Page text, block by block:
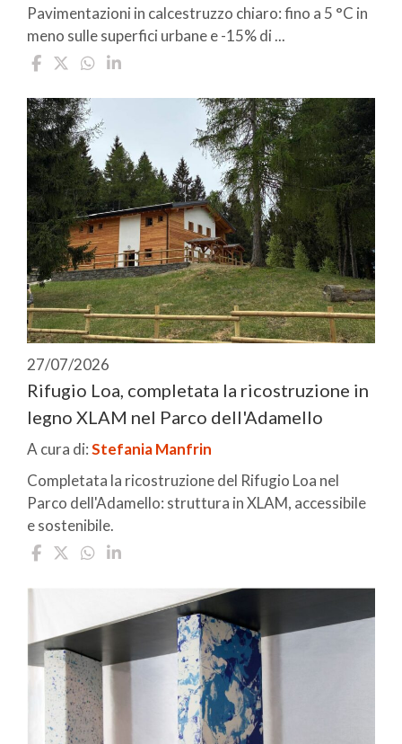
Pavimentazioni in calcestruzzo chiaro: fino a 5 °C in
meno sulle superfici urbane e -15% di ...
27/07/2026
Rifugio Loa, completata la ricostruzione in
legno XLAM nel Parco dell'Adamello
A cura di:Stefania Manfrin
Completata la ricostruzione del Rifugio Loa nel
Parco dell'Adamello: struttura in XLAM, accessibile
e sostenibile.